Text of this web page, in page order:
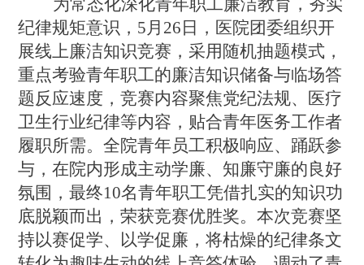
为常态化深化青年职工廉洁教育，夯实
纪律规矩意识， 5月26日，医院团委组织开
展线上廉洁知识竞赛，采用随机抽题模式，
重点考验青年职工的廉洁知识储备与临场答
题反应速度，竞赛内容聚焦党纪法规、医疗
卫生行业纪律等内容，贴合青年医务工作者
履职所需。全院青年员工积极响应、踊跃参
与，在院内形成主动学廉、知廉守廉的良好
氛围，最终10名青年职工凭借扎实的知识功
底脱颖而出，荣获竞赛优胜奖。本次竞赛坚
持以赛促学、以学促廉，将枯燥的纪律条文